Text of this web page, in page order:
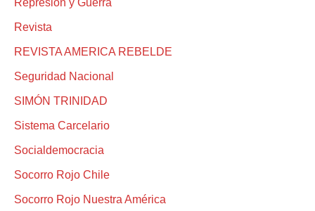
Revista
REVISTA AMERICA REBELDE
Seguridad Nacional
SIMÓN TRINIDAD
Sistema Carcelario
Socialdemocracia
Socorro Rojo Chile
Socorro Rojo Nuestra América